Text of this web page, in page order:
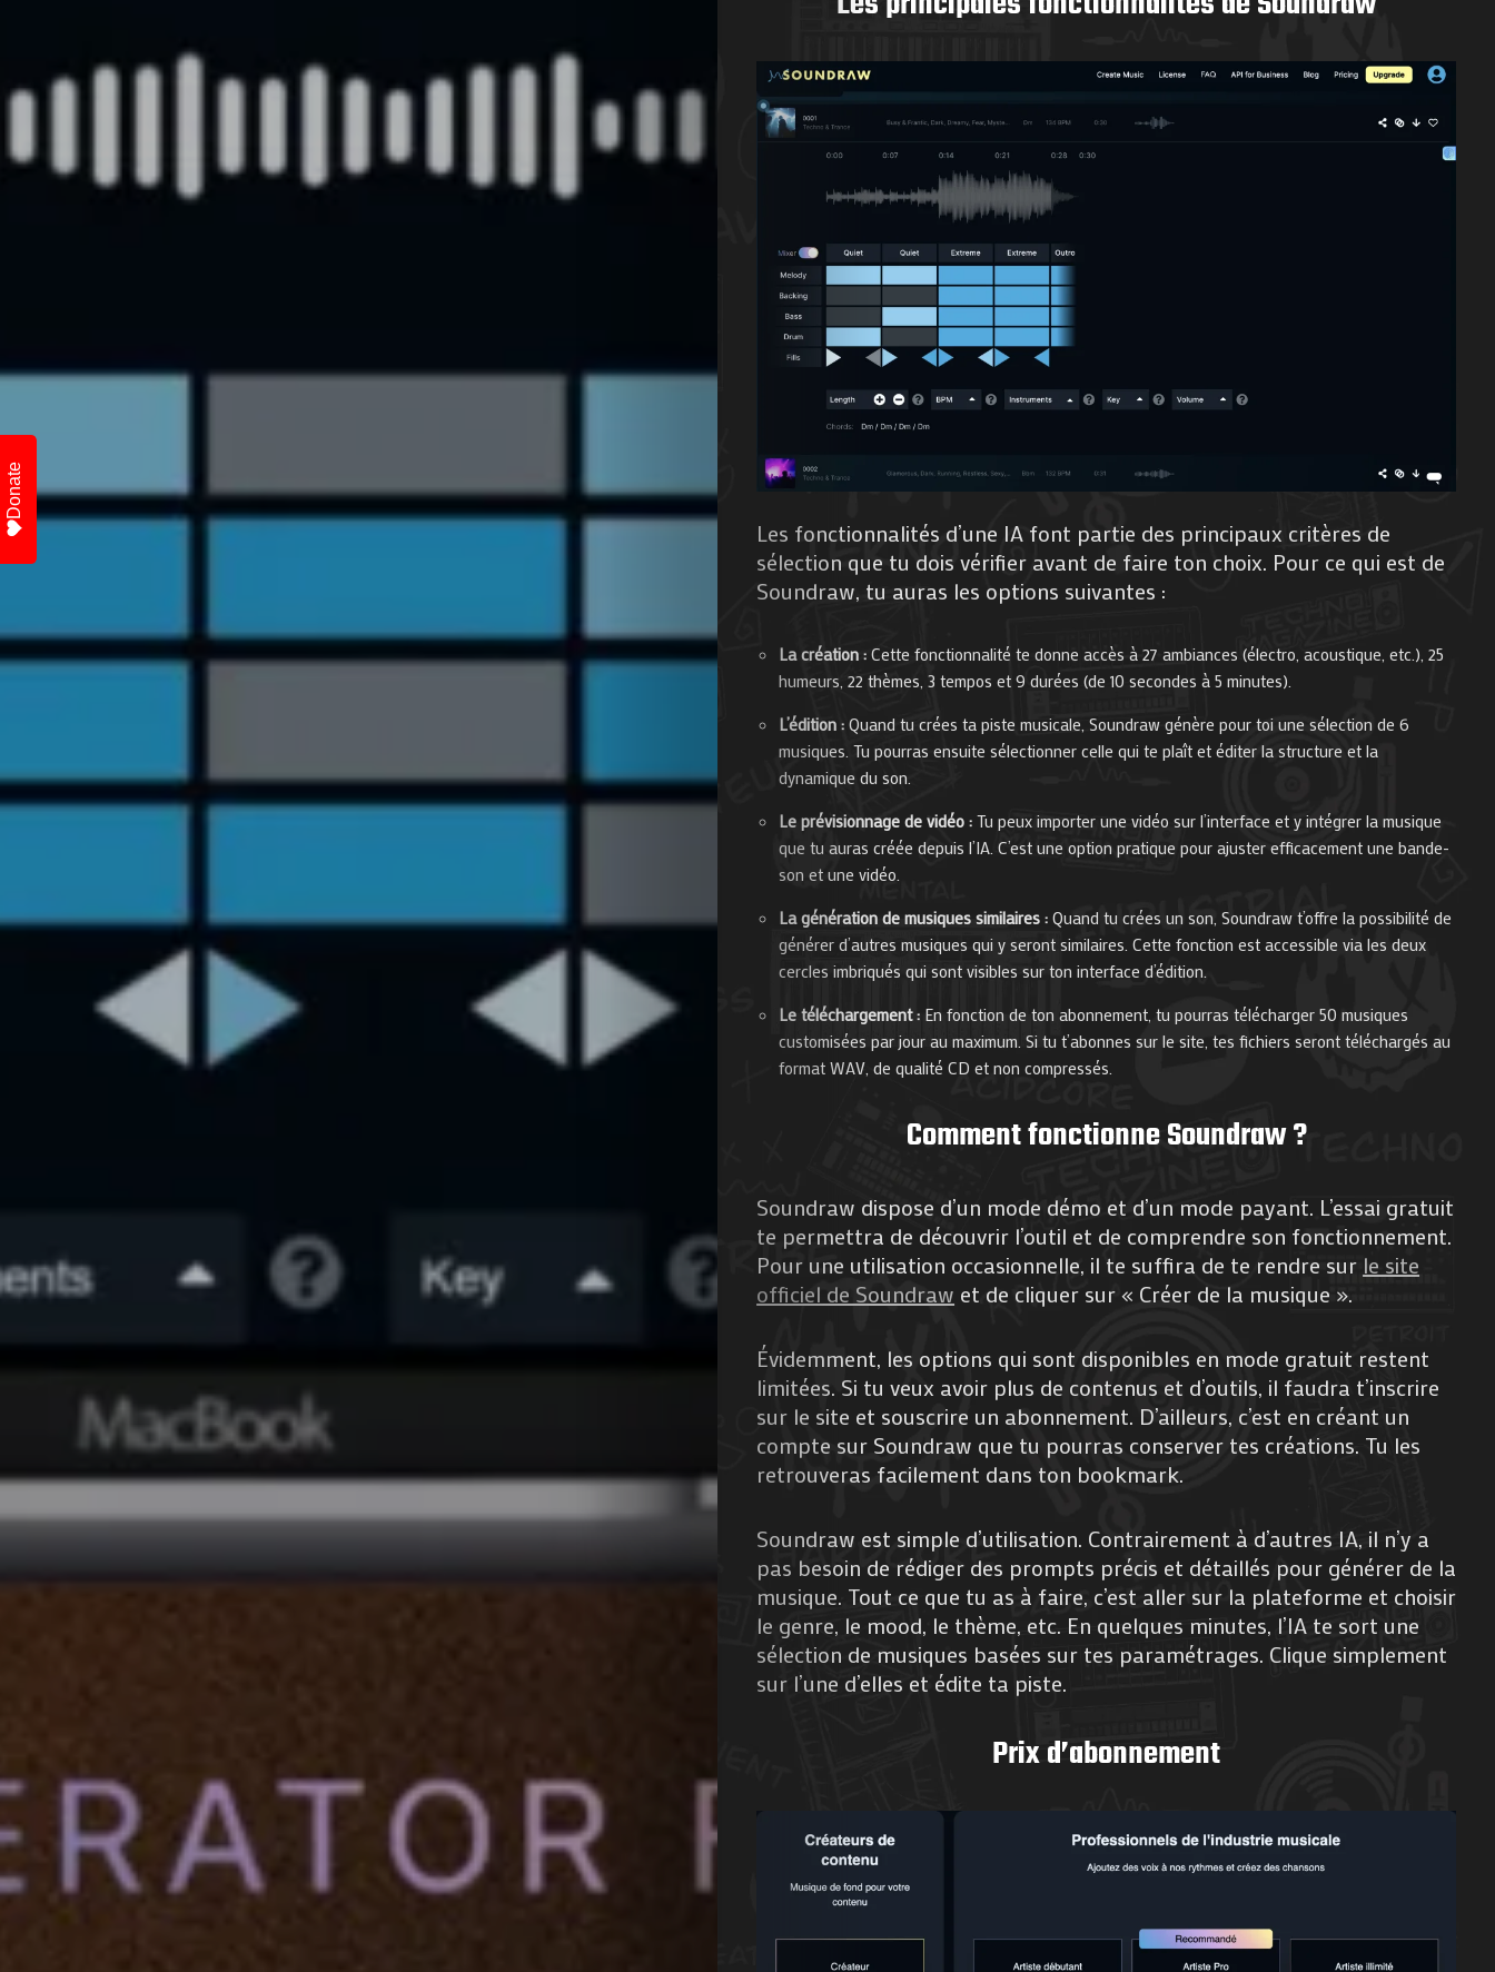
Agenda
Galerie
Photos
Magazine
Propos
de
Nous
Contactez-
nous
Les fonctionnalités d’une IA font partie des principaux critères de
sélection que tu dois vérifier avant de faire ton choix. Pour ce qui est de
Soundraw, tu auras les options suivantes :
La création :Cette fonctionnalité te donne accès à 27 ambiances (électro, acoustique, etc.), 25
humeurs, 22 thèmes, 3 tempos et 9 durées (de 10 secondes à 5 minutes).
L’édition :Quand tu crées ta piste musicale, Soundraw génère pour toi une sélection de 6
musiques. Tu pourras ensuite sélectionner celle qui te plaît et éditer la structure et la
dynamique du son.
Le prévisionnage de vidéo : Tu peux importer une vidéo sur l’interface et y intégrer la musique
que tu auras créée depuis l’IA. C’est une option pratique pour ajuster efficacement une bande-
son et une vidéo.
La génération de musiques similaires :Quand tu crées un son, Soundraw t’offre la possibilité de
générer d’autres musiques qui y seront similaires. Cette fonction est accessible via les deux
cercles imbriqués qui sont visibles sur ton interface d’édition.
Le téléchargement : En fonction de ton abonnement, tu pourras télécharger 50 musiques
customisées par jour au maximum. Si tu t’abonnes sur le site, tes fichiers seront téléchargés au
format WAV, de qualité CD et non compressés.
Comment fonctionne Soundraw ?
Soundraw dispose d’un mode démo et d’un mode payant. L’essai gratuit
te permettra de découvrir l’outil et de comprendre son fonctionnement.
Pour une utilisation occasionnelle, il te suffira de te rendre sur le site
officiel de Soundraw et de cliquer sur « Créer de la musique ».
Évidemment, les options qui sont disponibles en mode gratuit restent
limitées. Si tu veux avoir plus de contenus et d’outils, il faudra t’inscrire
sur le site et souscrire un abonnement. D’ailleurs, c’est en créant un
compte sur Soundraw que tu pourras conserver tes créations. Tu les
retrouveras facilement dans ton bookmark.
Soundraw est simple d’utilisation. Contrairement à d’autres IA, il n’y a
pas besoin de rédiger des prompts précis et détaillés pour générer de la
musique. Tout ce que tu as à faire, c’est aller sur la plateforme et choisir
le genre, le mood, le thème, etc. En quelques minutes, l’IA te sort une
sélection de musiques basées sur tes paramétrages. Clique simplement
sur l’une d’elles et édite ta piste.
Prix d’abonnement
Donate